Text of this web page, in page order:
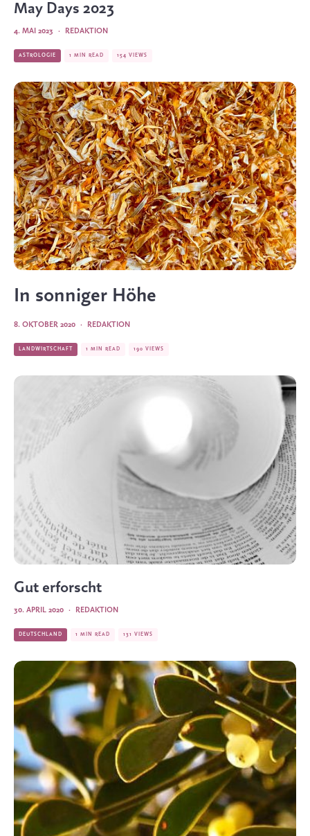
May Days 2023
REDAKTION
·
4. MAI 2023
ASTROLOGIE 1 MIN READ 154 VIEWS
In sonniger Höhe
REDAKTION
·
8. OKTOBER 2020
LANDWIRTSCHAFT 1 MIN READ 190 VIEWS
Gut erforscht
REDAKTION
·
30. APRIL 2020
DEUTSCHLAND 1 MIN READ 131 VIEWS